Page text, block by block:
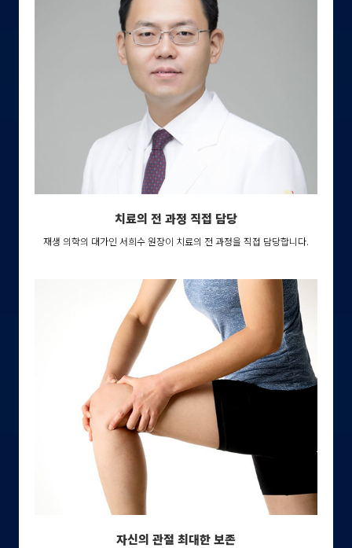
치료의 전 과정 직접 담당
재생 의학의 대가인 서희수 원장이 치료의 전 과정을 직접 담당합니다.
자신의 관절 최대한 보존